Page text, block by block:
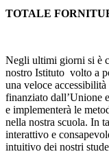
TOTALE
Negli ultimi giorni si è
nostro Istituto volto a
una veloce
finanziato dall’Unione
e implementerà le
nella nostra scuola. In
interattivo e
intuitivo dei nostri